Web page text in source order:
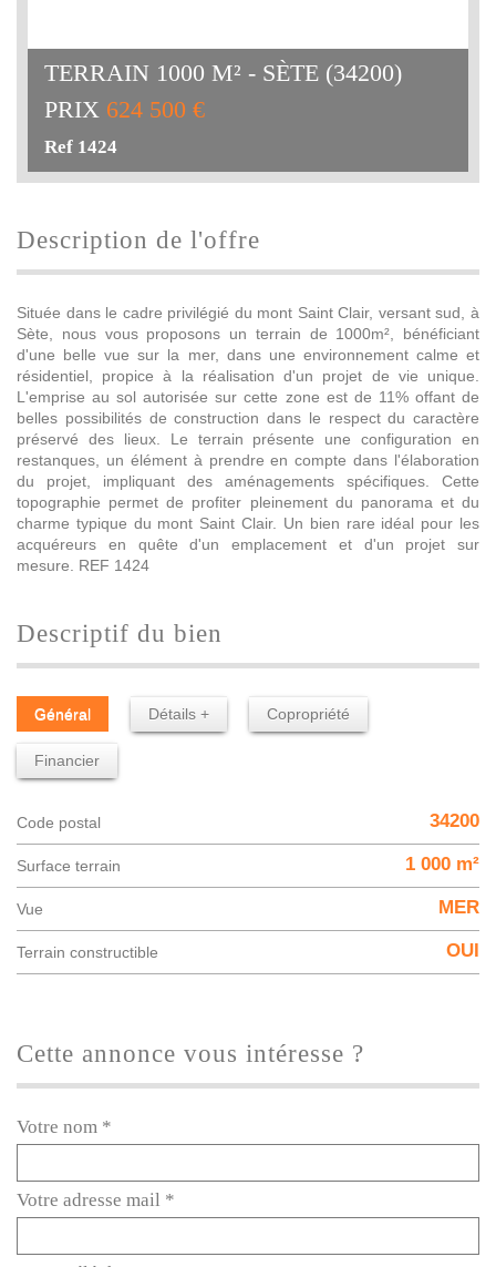
TERRAIN 1000 M² - SÈTE (34200)
PRIX 624 500 €
Ref 1424
description de l'offre
Située dans le cadre privilégié du mont Saint Clair, versant sud, à
Sète, nous vous proposons un terrain de 1000m², bénéficiant
d'une belle vue sur la mer, dans une environnement calme et
résidentiel, propice à la réalisation d'un projet de vie unique.
L'emprise au sol autorisée sur cette zone est de 11% offant de
belles possibilités de construction dans le respect du caractère
préservé des lieux. Le terrain présente une configuration en
restanques, un élément à prendre en compte dans l'élaboration
du projet, impliquant des aménagements spécifiques. Cette
topographie permet de profiter pleinement du panorama et du
charme typique du mont Saint Clair. Un bien rare idéal pour les
acquéreurs en quête d'un emplacement et d'un projet sur
mesure. REF 1424
descriptif du bien
Général Détails + Copropriété
Financier
Code postal 34200
surface terrain 1 000 m²
Vue MER
Terrain constructible OUI
cette annonce vous intéresse ?
Votre nom *
Votre adresse mail *